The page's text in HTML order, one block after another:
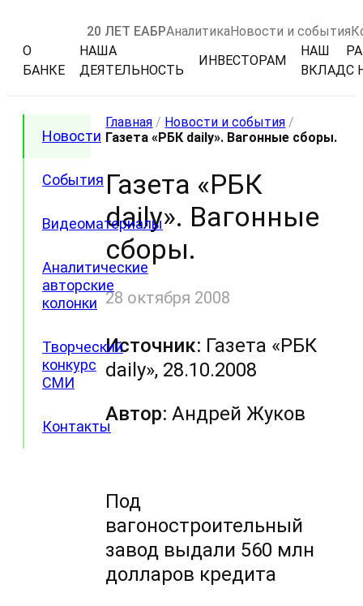
20 ЛЕТ ЕАБРАналитикаНовости и события
О
БАНКЕ
НАША
ДЕЯТЕЛЬНОСТЬ
ИНВЕСТОРАМ
НАШ
ВКЛАДС
Новости
События
Видеоматериалы
Аналитические
авторские
колонки
Творческий
конкурс
СМИ
Контакты
Главная / Новости и события /
Газета «РБК daily». Вагонные сборы.
Газета «РБК
daily». Вагонные
сборы.
28 октября 2008
Источник: Газета «РБК
daily», 28.10.2008
Автор: Андрей Жуков
Под
вагоностроительный
завод выдали 560 млн
долларов кредита